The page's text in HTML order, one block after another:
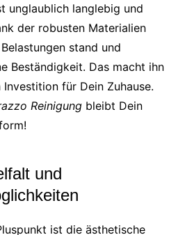
unglaublich langlebig und
der robusten Materialien
stand und
Beständigkeit. Das macht ihn
für Dein Zuhause.
Reinigungbleibt Dein
und
ist die ästhetische